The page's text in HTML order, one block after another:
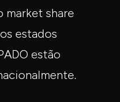
market share
estados
estão